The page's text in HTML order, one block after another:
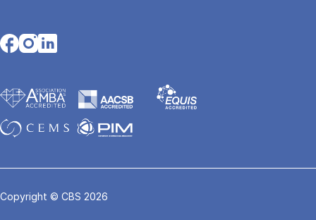
Opens in a new tab
Opens in a new tab
Opens in a new tab
Copyright © CBS 2026